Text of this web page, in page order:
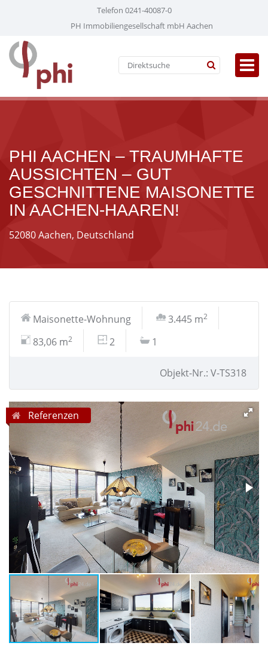
Telefon 0241-40087-0
PH Immobiliengesellschaft mbH Aachen
PHI AACHEN – TRAUMHAFTE
AUSSICHTEN – GUT
GESCHNITTENE MAISONETTE
IN AACHEN-HAAREN!
52080 Aachen, Deutschland
Maisonette-Wohnung 3.445 m2
83,06 m2 2 1
Objekt-Nr.: V-TS318
Referenzen